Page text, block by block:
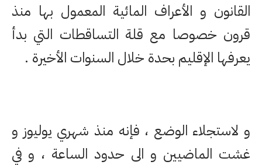
القانون و الأعراف المائية المعمول بها منذ
قرون خصوصا مع قلة التساقطات التي بدأ
يعرفها الإقليم بحدة خلال السنوات الأخيرة .
و لاستجلاء الوضع ، فإنه منذ شهري يوليوز و
غشت الماضيين و الى حدود الساعة ، و في